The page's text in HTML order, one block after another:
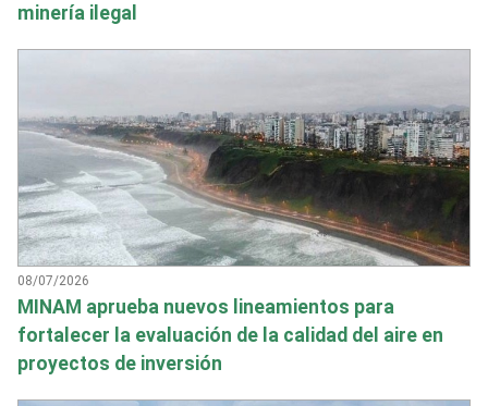
minería ilegal
08/07/2026
MINAM aprueba nuevos lineamientos para
fortalecer la evaluación de la calidad del aire en
proyectos de inversión